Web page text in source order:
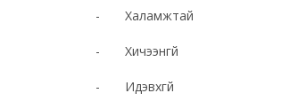
- Халамжтай
- Хичээнгүй
- Идэвхгүй